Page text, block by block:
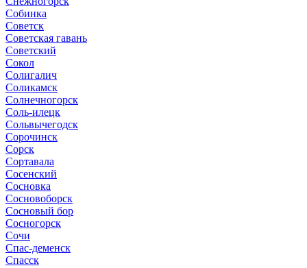
Собинка
Советск
Советская гавань
Советский
Сокол
Солигалич
Соликамск
Солнечногорск
Соль-илецк
Сольвычегодск
Сорочинск
Сорск
Сортавала
Сосенский
Сосновка
Сосновоборск
Сосновый бор
Сосногорск
Сочи
Спас-деменск
Спасск